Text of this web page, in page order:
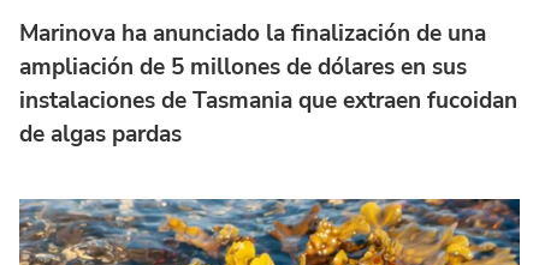
Marinova ha anunciado la finalización de una
ampliación de 5 millones de dólares en sus
instalaciones de Tasmania que extraen fucoidan
de algas pardas